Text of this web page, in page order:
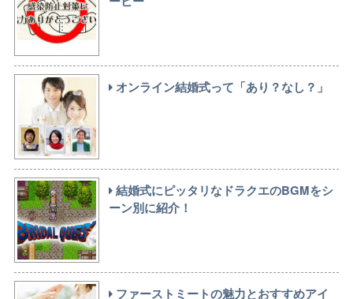
オンライン結婚式って「あり？なし？」
結婚式にピッタリなドラクエのBGMをシ
ーン別に紹介！
ファーストミートの魅力とおすすめアイ